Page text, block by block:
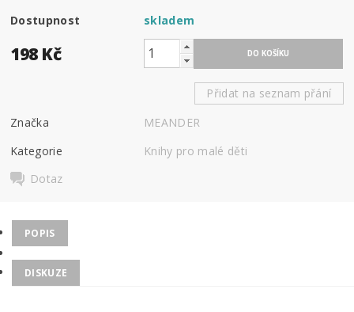
Dostupnost skladem
198 Kč
Přidat na seznam přání
Značka
MEANDER
Kategorie
Knihy pro malé děti
Dotaz
POPIS
DISKUZE